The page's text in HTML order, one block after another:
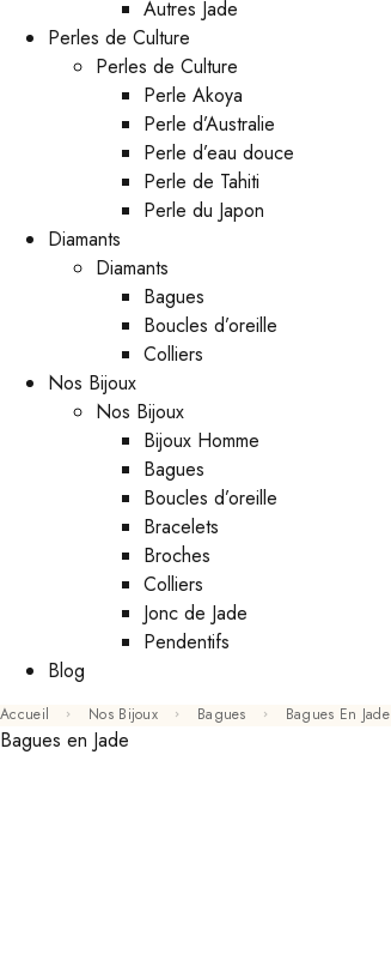
Autres Jade
Perles de Culture
Perles de Culture
Perle Akoya
Perle d’Australie
Perle d’eau douce
Perle de Tahiti
Perle du Japon
Diamants
Diamants
Bagues
Boucles d’oreille
Colliers
Nos Bijoux
Nos Bijoux
Bijoux Homme
Bagues
Boucles d’oreille
Bracelets
Broches
Colliers
Jonc de Jade
Pendentifs
Blog
Accueil Nos Bijoux Bagues Bagues En Jade
Bagues en Jade